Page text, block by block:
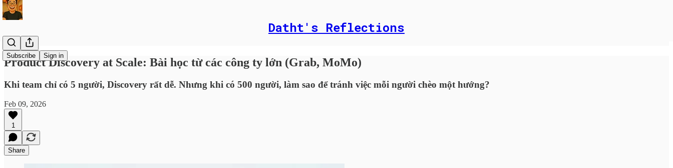
Datht's Reflections
Subscribe Sign in
Product Discovery at Scale: Bài học từ các công ty lớn (Grab, MoMo)
Khi team chỉ có 5 người, Discovery rất dễ. Nhưng khi có 500 người, làm sao để tránh việc mỗi người chèo một hướng?
Feb 09, 2026
1
Share